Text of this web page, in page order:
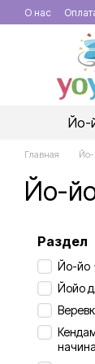
Перейти к
О нас
Йо-
Главная Йо-
Йо-
Раздел
Йо-йо
Йойо